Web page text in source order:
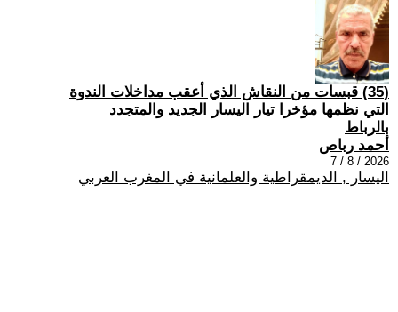
(35) قبسات من النقاش الذي أعقب مداخلات الندوة
التي نظمها مؤخرا تيار اليسار الجديد والمتجدد
بالرباط
أحمد رباص
2026 / 8 / 7
اليسار , الديمقراطية والعلمانية في المغرب العربي